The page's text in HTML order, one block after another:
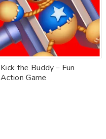
Kick the Buddy－Fun
Action Game